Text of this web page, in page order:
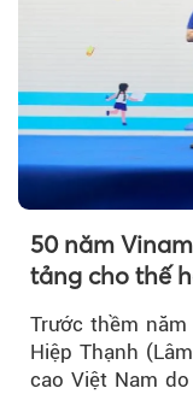
50 năm
tảng cho thế
Trước thềm
Hiệp Thạnh
cao Việt Nam